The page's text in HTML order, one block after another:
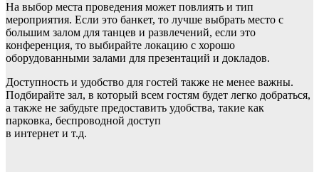
На выбор места проведения может повлиять и тип
мероприятия. Если это банкет, то лучше выбрать место с
большим залом для танцев и развлечений, если это
конференция, то выбирайте локацию с хорошо
оборудованными залами для презентаций и докладов.
Доступность и удобство для гостей также не менее важны.
Подбирайте зал, в который всем гостям будет легко добраться,
а также не забудьте предоставить удобства, такие как
парковка, беспроводной доступ
в интернет и т.д.